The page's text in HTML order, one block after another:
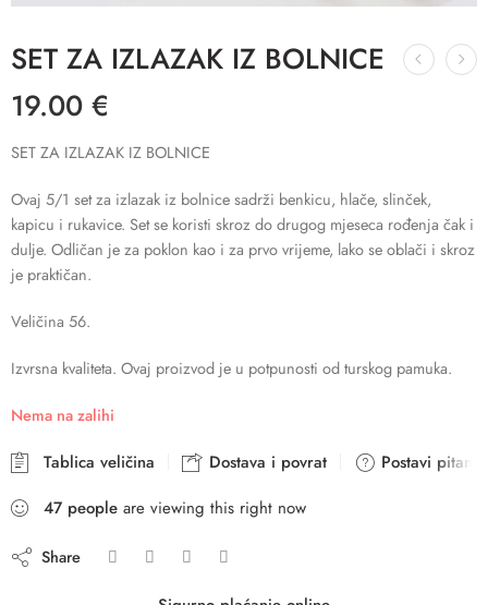
SET ZA IZLAZAK IZ BOLNICE
19.00 €
SET ZA IZLAZAK IZ BOLNICE
Ovaj 5/1 set za izlazak iz bolnice sadrži benkicu, hlače, slinček,
kapicu i rukavice. Set se koristi skroz do drugog mjeseca rođenja čak i
dulje. Odličan je za poklon kao i za prvo vrijeme, lako se oblači i skroz
je praktičan.
Veličina 56.
Izvrsna kvaliteta. Ovaj proizvod je u potpunosti od turskog pamuka.
Nema na zalihi
Tablica veličina Dostava i povrat
Postavi pitanje
47 people are viewing this right now
Share